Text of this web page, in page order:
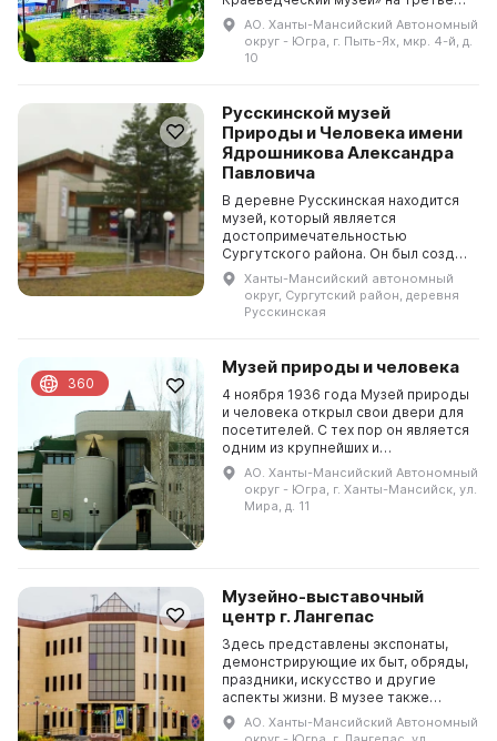
этаже. Здесь представлены три
выставочных зала: в первом
проводятся сменные тематически...
АО. Ханты-Мансийский Автономный
округ - Югра, г. Пыть-Ях, мкр. 4-й, д.
10
Русскинской музей
Природы и Человека имени
Ядрошникова Александра
Павловича
В деревне Русскинская находится
музей, который является
достопримечательностью
Сургутского района. Он был создан
в 1988 году Александром
Павловичем Ядрошниковым,
который изготовил необычную
Ханты-Мансийский автономный
округ, Сургутский район, деревня
Русскинская
Музей природы и человека
4 ноября 1936 года Музей природы
и человека открыл свои двери для
посетителей. С тех пор он является
одним из крупнейших и
современнейших культурных
центров Ханты-Мансийского
автономного округа. Здесь...
АО. Ханты-Мансийский Автономный
округ - Югра, г. Ханты-Мансийск, ул.
Мира, д. 11
360
Музейно-выставочный
центр г. Лангепас
Здесь представлены экспонаты,
демонстрирующие их быт, обряды,
праздники, искусство и другие
аспекты жизни. В музее также
проводятся различные
мероприятия и активности. 31
АО. Ханты-Мансийский Автономный